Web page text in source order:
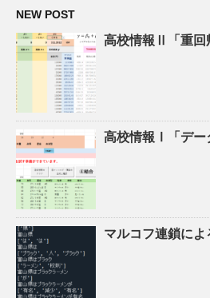
NEW POST
高校情報Ⅱ「重回
高校情報Ⅰ「デー
マルコフ連鎖によ